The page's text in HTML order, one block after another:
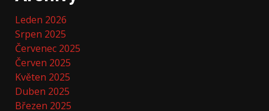
Leden 2026
Srpen 2025
Červenec 2025
Červen 2025
Květen 2025
Duben 2025
Březen 2025